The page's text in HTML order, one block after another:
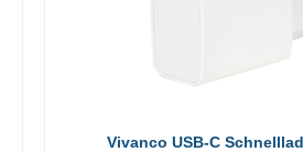
Vivanco USB-C